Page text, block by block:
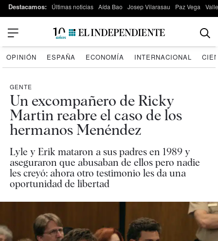
Destacamos: Últimas noticias Aída Bao Josep Vilarasau Paz Vega
OPINIÓN ESPAÑA ECONOMÍA INTERNACIONAL
GENTE
Un excompañero de Ricky
Martin reabre el caso de los
hermanos Menéndez
Lyle y Erik mataron a sus padres en 1989 y
aseguraron que abusaban de ellos pero nadie
les creyó: ahora otro testimonio les da una
oportunidad de libertad